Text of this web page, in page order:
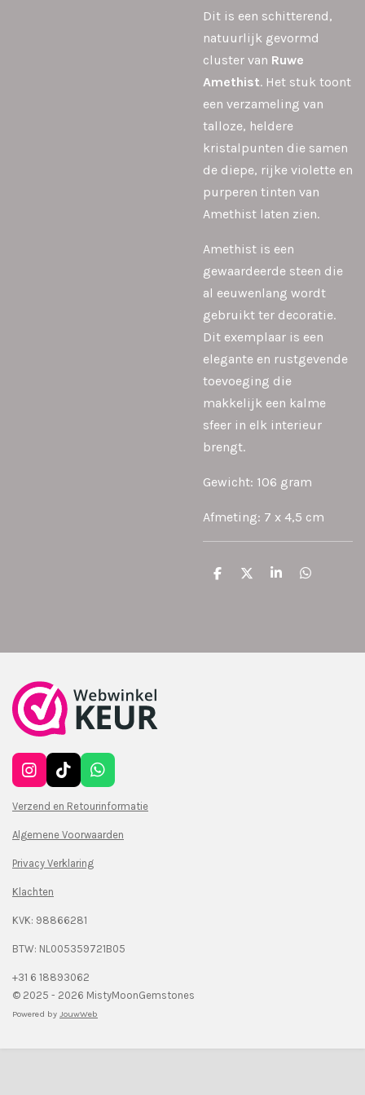
Dit is een schitterend,
natuurlijk gevormd
cluster van Ruwe
Amethist. Het stuk toont
een verzameling van
talloze, heldere
kristalpunten die samen
de diepe, rijke violette en
purperen tinten van
Amethist laten zien.
Amethist is een
gewaardeerde steen die
al eeuwenlang wordt
gebruikt ter decoratie.
Dit exemplaar is een
elegante en rustgevende
toevoeging die
makkelijk een kalme
sfeer in elk interieur
brengt.
Gewicht: 106 gram
Afmeting: 7 x 4,5 cm
D
D
S
D
I
n
s
a
r
a
m
T
i
k
o
W
h
a
s
Verzend en Retourinformatie
Algemene Voorwaarden
Privacy Verklaring
Klachten
KVK: 98866281
BTW: NL005359721B05
+31 6 18893062
© 2025 - 2026 MistyMoonGemstones
Powered by JouwWeb